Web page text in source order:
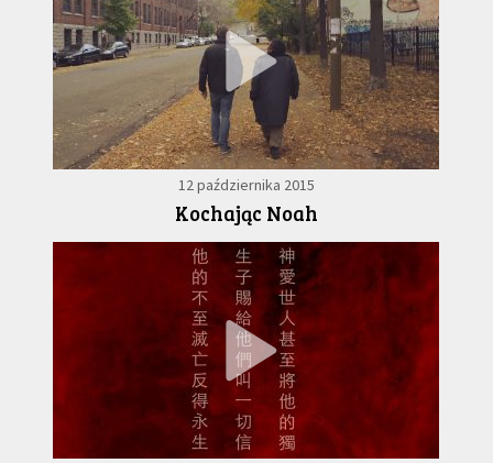
12 października 2015
Kochając Noah